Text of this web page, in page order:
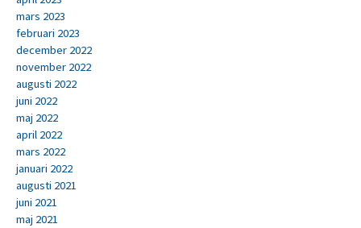
mars 2023
februari 2023
december 2022
november 2022
augusti 2022
juni 2022
maj 2022
april 2022
mars 2022
januari 2022
augusti 2021
juni 2021
maj 2021